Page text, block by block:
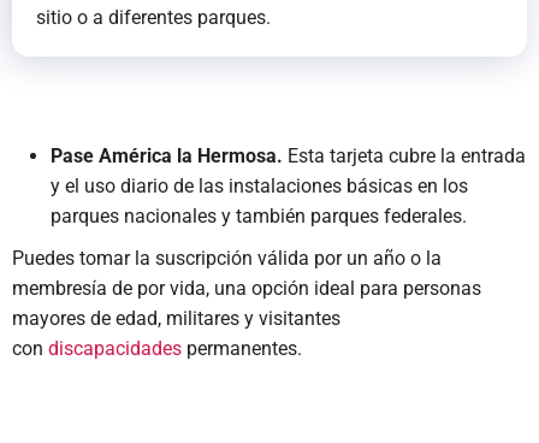
sitio o a diferentes parques.
Pase América la Hermosa. Esta tarjeta cubre la entrada
y el uso diario de las instalaciones básicas en los
parques nacionales y también parques federales.
Puedes tomar la suscripción válida por un año o la
membresía de por vida, una opción ideal para personas
mayores de edad, militares y visitantes
con discapacidades permanentes.